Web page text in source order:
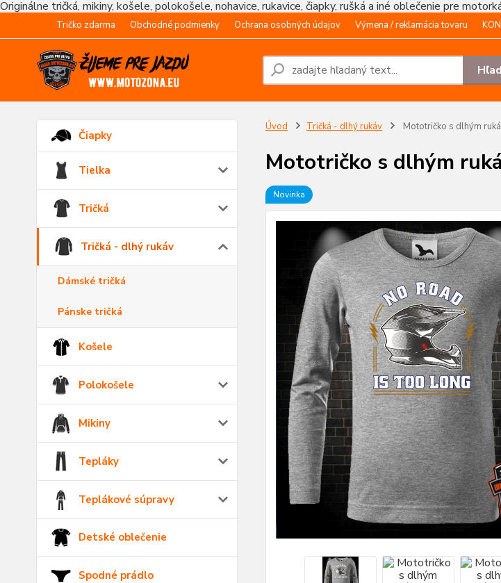
Originálne tričká, mikiny, košele, polokošele, nohavice, rukavice, čiapky, rušká a iné oblečenie pre
Tričko zdarma Obchodné podmienky Ochrana osobných údajov Výmena / reklamácia tovaru
Čiapky
Tielka
Tričká
Tričká - dlhý rukáv
Dámské tričká
Pánske tričká
Košele
Polokošele
Mikiny
Tepláky
Teplákové súpravy
Detské oblečenie
Spodné prádlo
Úvod Tričká - dlhý rukáv Mototričko s dlhým
Mototričko s dlhým
Novinka